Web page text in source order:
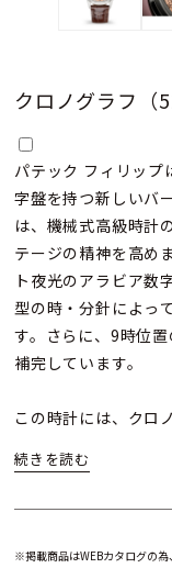
クロノグラフ（
パテック フィリップ
字盤を持つ新しいバ
は、機械式高級時計
テージの精神を高め
ト夜光のアラビア数
型の時・分針によっ
す。さらに、9時位
補完しています。
この時計には、クロ
されたアーキテクチ
さらに、このムーブ
※掲載商品はWEBカタログの